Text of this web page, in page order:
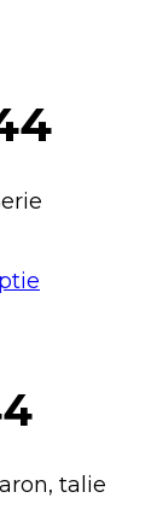
talie